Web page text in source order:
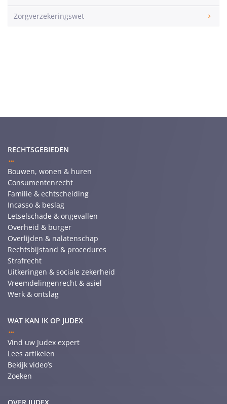
Zorgverzekeringswet
RECHTSGEBIEDEN
Bouwen, wonen & huren
Consumentenrecht
Familie & echtscheiding
Incasso & beslag
Letselschade & ongevallen
Overheid & burger
Overlijden & nalatenschap
Rechtsbijstand & procedures
Strafrecht
Uitkeringen & sociale zekerheid
Vreemdelingenrecht & asiel
Werk & ontslag
WAT KAN IK OP JUDEX
Vind uw Judex expert
Lees artikelen
Bekijk video’s
Zoeken